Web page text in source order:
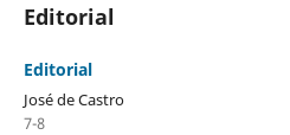
Editorial
Editorial
José de Castro
7-8